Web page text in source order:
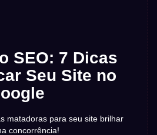
SEO: 7 Dicas
Seu Site no
matadoras para seu site brilhar
concorrência!